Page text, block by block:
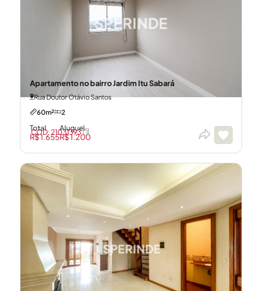
Apartamento no bairro Jardim Itu Sabará
Rua Doutor Otávio Santos
60m²
2
Total
R$ 1.655
Aluguel
R$ 1.200
CÓD: 21031393